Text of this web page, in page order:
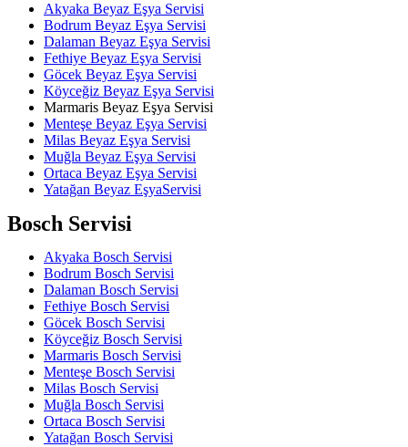
Akyaka Beyaz Eşya Servisi
Bodrum Beyaz Eşya Servisi
Dalaman Beyaz Eşya Servisi
Fethiye Beyaz Eşya Servisi
Göcek Beyaz Eşya Servisi
Köyceğiz Beyaz Eşya Servisi
Marmaris Beyaz Eşya Servisi
Menteşe Beyaz Eşya Servisi
Milas Beyaz Eşya Servisi
Muğla Beyaz Eşya Servisi
Ortaca Beyaz Eşya Servisi
Yatağan Beyaz EşyaServisi
Bosch Servisi
Akyaka Bosch Servisi
Bodrum Bosch Servisi
Dalaman Bosch Servisi
Fethiye Bosch Servisi
Göcek Bosch Servisi
Köyceğiz Bosch Servisi
Marmaris Bosch Servisi
Menteşe Bosch Servisi
Milas Bosch Servisi
Muğla Bosch Servisi
Ortaca Bosch Servisi
Yatağan Bosch Servisi